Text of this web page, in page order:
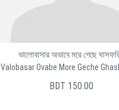
ভালোবাসার অভাবে মরে গেছে
Valobasar Ovabe More Geche
BDT 150.00